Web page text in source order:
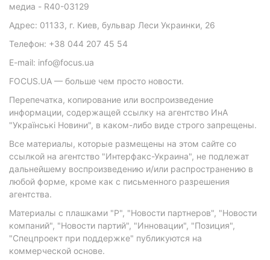
медиа - R40-03129
Адрес: 01133, г. Киев, бульвар Леси Украинки, 26
Телефон: +38 044 207 45 54
E-mail: info@focus.ua
FOCUS.UA — больше чем просто новости.
Перепечатка, копирование или воспроизведение
информации, содержащей ссылку на агентство ИнА
"Українські Новини", в каком-либо виде строго запрещены.
Все материалы, которые размещены на этом сайте со
ссылкой на агентство "Интерфакс-Украина", не подлежат
дальнейшему воспроизведению и/или распространению в
любой форме, кроме как с письменного разрешения
агентства.
Материалы с плашками "Р", "Новости партнеров", "Новости
компаний", "Новости партий", "Инновации", "Позиция",
"Спецпроект при поддержке" публикуются на
коммерческой основе.